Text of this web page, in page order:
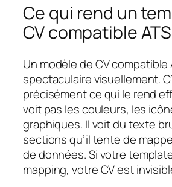
Ce qui rend un
CV compatible ATS
Un modèle de CV compatible
spectaculaire visuellement.
précisément ce qui le rend
voit pas les couleurs, les
graphiques. Il voit du texte
sections qu’il tente de
de données. Si votre
mapping, votre CV est